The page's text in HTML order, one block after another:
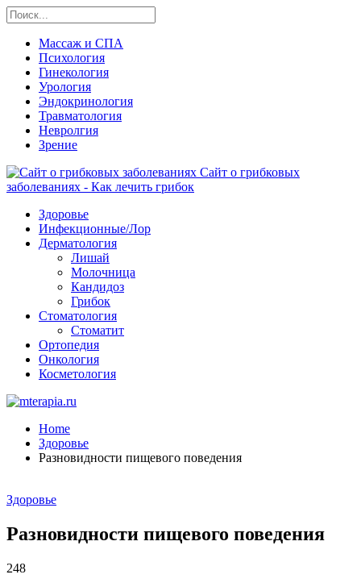
Массаж и СПА
Психология
Гинекология
Урология
Эндокринология
Травматология
Невролгия
Зрение
Сайт о грибковых
заболеваниях - Как лечить грибок
Здоровье
Инфекционные/Лор
Дерматология
Лишай
Молочница
Кандидоз
Грибок
Стоматология
Стоматит
Ортопедия
Онкология
Косметология
Home
Здоровье
Разновидности пищевого поведения
Здоровье
Разновидности пищевого поведения
248